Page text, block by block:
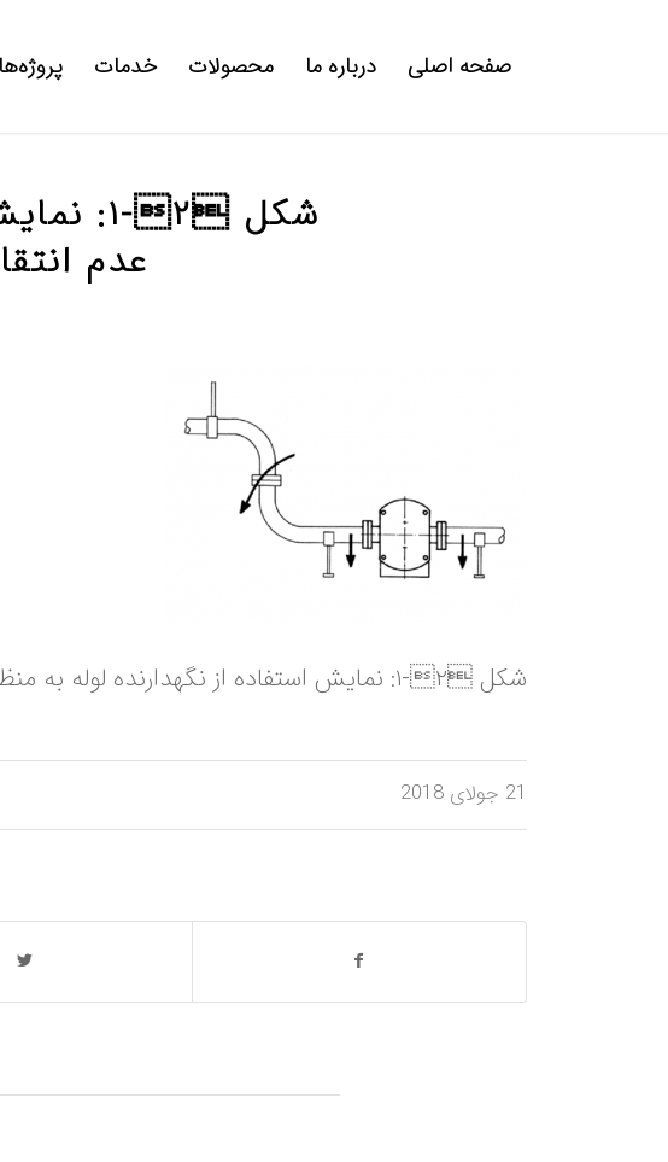
صفحه اصلی درباره ما محصولات خدمات پروژه‌ها
شکل
عدم
شکل ‏۲‑۱: نمایش استفاده از نگهدارنده لوله به منظور عدم انتقال وزن لوله‌ها بر روی پمپ
21 جولای 2018